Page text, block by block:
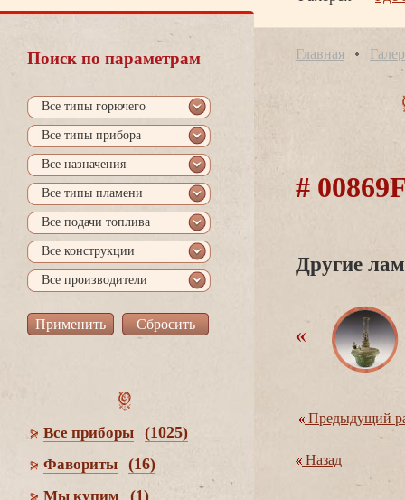
Поиск по параметрам
се типы горючего
се типы прибора
се назначения
се типы пламени
се подачи топлива
се конструкции
се производители
се приборы (1025)
Фавориты (16)
Мы купим (1)
Главная
#
Другие
Предыдущий
Назад